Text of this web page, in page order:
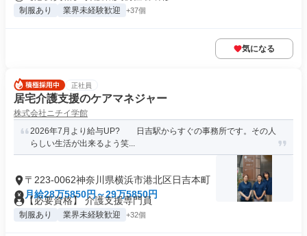
制服あり 業界未経験歓迎 +37個
気になる
正社員
居宅介護支援のケアマネジャー
株式会社ニチイ学館
2026年7月より給与UP? 日吉駅からすぐの事務所です。その人
らしい生活が出来るよう笑...
〒223-0062神奈川県横浜市港北区日吉本町
月給28万5850円～29万5850円
【必要資格】 介護支援専門員
制服あり 業界未経験歓迎 +32個